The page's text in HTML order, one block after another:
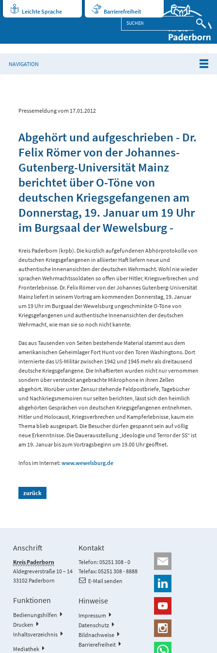
Leichte Sprache Barrierefreiheit
NAVIGATION
Pressemeldung vom 17.01.2012
Abgehört und aufgeschrieben - Dr.
Felix Römer von der Johannes-
Gutenberg-Universität Mainz
berichtet über O-Töne von
deutschen Kriegsgefangenen am
Donnerstag, 19. Januar um 19 Uhr
im Burgsaal der Wewelsburg -
Kreis Paderborn (krpb). Die kürzlich aufgefundenen Abhörprotokolle von
deutschen Kriegsgefangenen in alliierter Haft liefern neue und
authentische Innenansichten der deutschen Wehrmacht. Wohl nie wieder
sprachen Wehrmachtssoldaten so offen über Hitler, Kriegsverbrechen und
Fronterlebnisse. Dr. Felix Römer von der Johannes Gutenberg-Universität
Mainz liefert in seinem Vortrag am kommenden Donnerstag, 19. Januar
um 19 Uhr im Burgsaal der Wewelsburg ungeschminkte O-Töne von
Kriegsgefangenen und authentische Innenansichten der deutschen
Wehrmacht, wie man sie so noch nicht kannte.
Das aus Tausenden von Seiten bestehende Material stammt aus dem
amerikanischen Geheimlager Fort Hunt vor den Toren Washingtons. Dort
internierte das US-Militär zwischen 1942 und 1945 mehr als dreitausend
deutsche Kriegsgefangene. Die Inhaftierten wurden nicht nur vernommen
sondern über versteckt angebrachte Mikrophone in ihren Zellen
abgehört. Worüber unter Zensur stehende Feldpostbriefe, Tagebücher
und Nachkriegsmemoiren nur selten berichten, lässt sich den heimlich
abgehörten Gesprächen von deutschen Kriegsgefangenen entnehmen.
Hitler und Holocaust, Kriegsverbrechen und Kampferlebnisse, kaum ein
Thema blieb ausgespart. Die Besucher dürfen gespannt sein auf völlig
neue Erkenntnisse. Die Dauerausstellung „Ideologie und Terror der SS“ ist
am 19. Januar bis zum Vortragsbeginn um 19.00 Uhr geöffnet.
Infos im Internet: www.wewelsburg.de
zurück
Anschrift
Kreis Paderborn
Aldegreverstraße 10 – 14
33102 Paderborn
Kontakt
Telefon: 05251 308 - 0
Telefax: 05251 308 - 8888
E-Mail senden
Funktionen
Bedienungshilfen
Drucken
Inhaltsverzeichnis
Mediathek
Hinweise
Impressum
Datenschutz
Bildnachweise
Barrierefreiheit